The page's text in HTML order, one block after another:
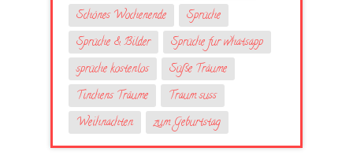
Schönes Wochenende
Sprüche
Sprüche & Bilder
Sprüche fur whatsapp
sprüche kostenlos
Süße Träume
Tinchens Träume
Traum suss
Weihnachten
zum Geburtstag